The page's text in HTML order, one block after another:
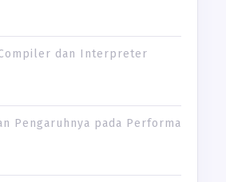
dan Interpreter
Pengaruhnya pada Performa